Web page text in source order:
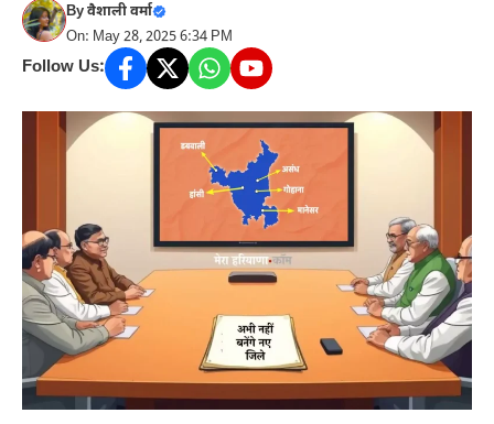
Byवैशाली वर्मा
On: May 28, 2025 6:34 PM
Follow Us: